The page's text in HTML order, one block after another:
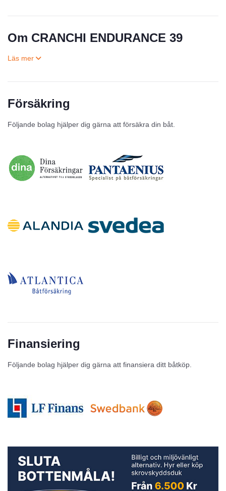
Om CRANCHI ENDURANCE 39
Försäkring
Följande bolag hjälper dig gärna att försäkra din båt.
Finansiering
Följande bolag hjälper dig gärna att finansiera ditt båtköp.